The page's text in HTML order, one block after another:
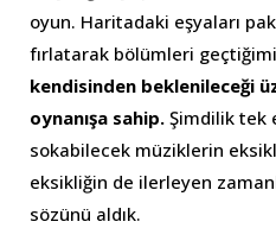
oyun. Haritadaki eşyaları
fırlatarak bölümleri
kendisinden beklenileceği
oynanışa sahip. Şimdilik tek
sokabilecek müziklerin
eksikliğin de ilerleyen
sözünü aldık.